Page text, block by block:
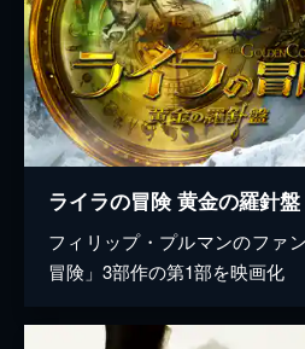
ライラの冒険 黄金の羅針盤
フィリップ・プルマンのファ
冒険」3部作の第1部を映画化